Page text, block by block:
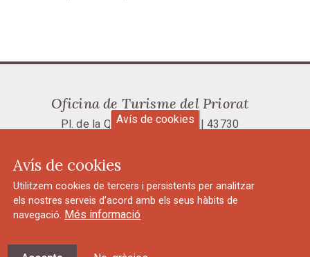
Oficina de Turisme del Priorat
Pl. de la Quartera, 1 | Falset | 43730
Avís legal i política de privacitat
Avís de cookies
Avís de cookies
Utilitzem cookies de tercers i persistents per analitzar
els nostres serveis d’acord amb els seus hàbits de
navegació. Més informació